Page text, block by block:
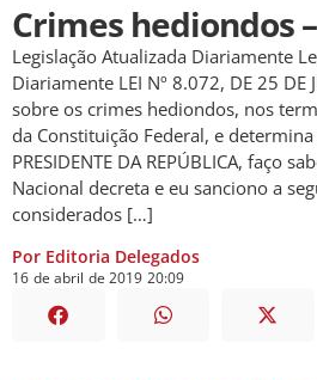
Crimes hediondos
Legislação Atualizada Diariamente
Diariamente LEI Nº 8.072, DE 25 DE
sobre os crimes hediondos, nos
da Constituição Federal, e
PRESIDENTE DA REPÚBLICA, faço
Nacional decreta e eu sanciono a
considerados […]
Por Editoria Delegados
16 de abril de 2019 20:09